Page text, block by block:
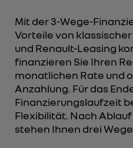
Mit der 3-Wege-
Vorteile von
und Renault-Leasing
finanzieren Sie Ihren
monatlichen Rate und
Anzahlung. Für das
Finanzierungslaufzeit
Flexibilität. Nach
stehen Ihnen drei